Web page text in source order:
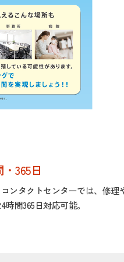
365日
ンタクトセンターでは、修理
間365日対応可能。